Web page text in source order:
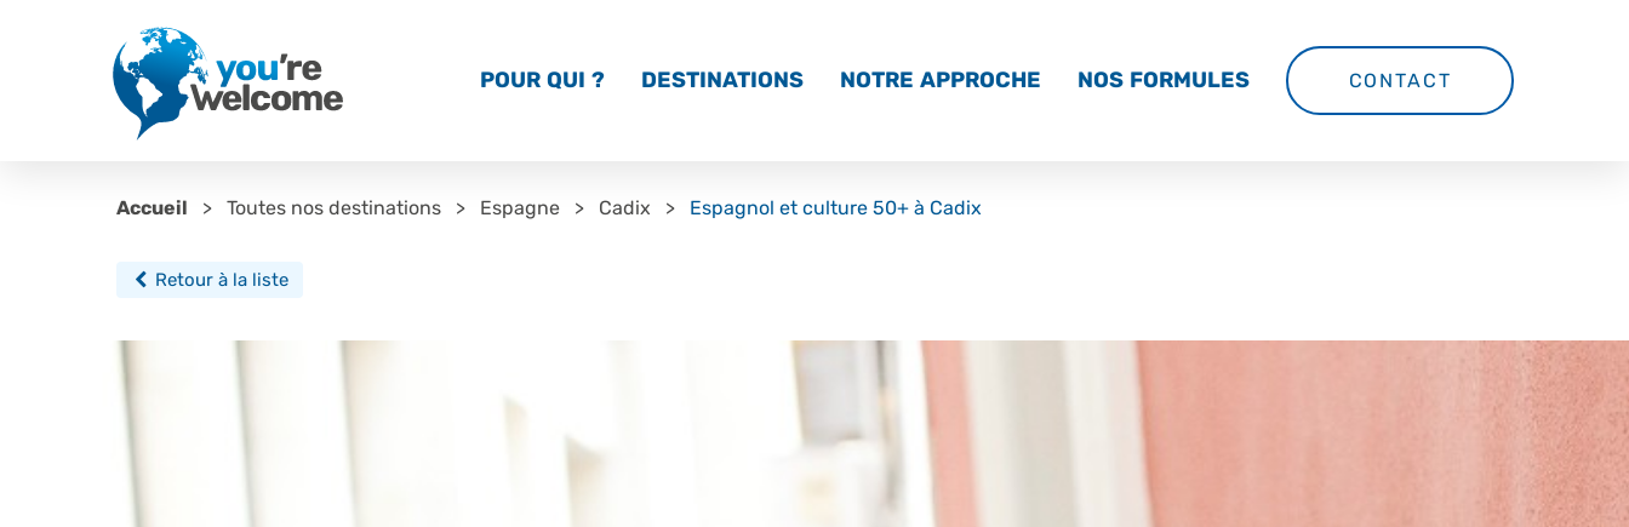
POUR QUI ? DESTINATIONS NOTRE APPROCHE NOS FORMULES CONTACT
Accueil Toutes nos destinations Espagne Cadix Espagnol et culture 50+ à Cadix
Retour à la liste